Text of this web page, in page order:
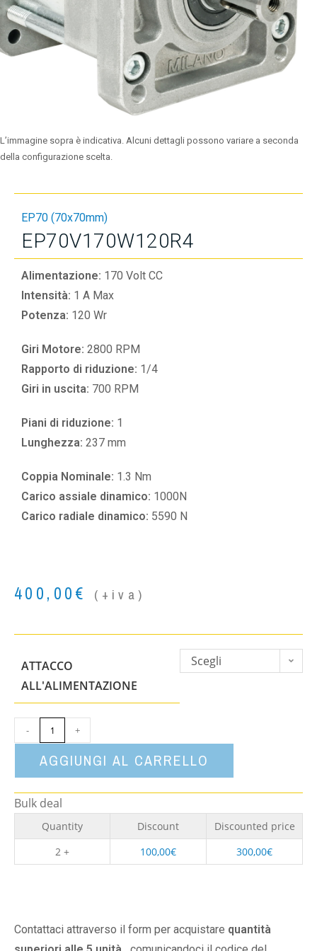
L’immagine sopra è indicativa. Alcuni dettagli possono variare a seconda
della configurazione scelta.
EP70 (70x70mm)
EP70V170W120R4
Alimentazione: 170 Volt CC
Intensità: 1 A Max
Potenza: 120 Wr
Giri Motore: 2800 RPM
Rapporto di riduzione: 1/4
Giri in uscita: 700 RPM
Piani di riduzione: 1
Lunghezza: 237 mm
Coppia Nominale: 1.3 Nm
Carico assiale dinamico: 1000N
Carico radiale dinamico: 5590 N
400,00€ (+iva)
ATTACCO
ALL'ALIMENTAZIONE
Scegli
- +
AGGIUNGI AL CARRELLO
Bulk deal
Quantity Discount
Discounted price
2 +
100,00€ 300,00€
Contattaci attraverso il form per acquistare quantità